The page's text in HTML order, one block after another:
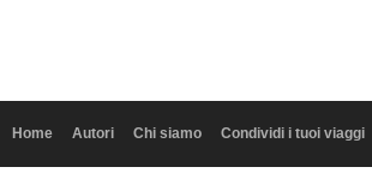
Home Autori Chi siamo Condividi i tuoi viaggi